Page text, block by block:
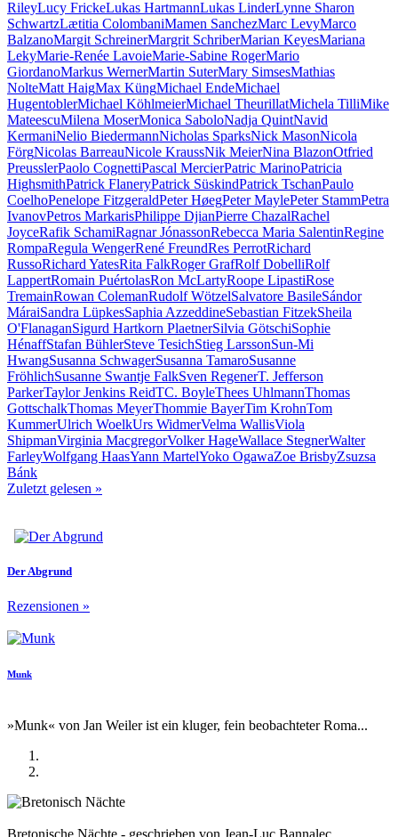
RileyLucy FrickeLukas HartmannLukas LinderLynne Sharon
SchwartzLætitia ColombaniMamen SanchezMarc LevyMarco
BalzanoMargit SchreinerMargrit SchriberMarian KeyesMariana
LekyMarie-Renée LavoieMarie-Sabine RogerMario
GiordanoMarkus WernerMartin SuterMary SimsesMathias
NolteMatt HaigMax KüngMichael EndeMichael
HugentoblerMichael KöhlmeierMichael TheurillatMichela TilliMike
MateescuMilena MoserMonica SaboloNadja QuintNavid
KermaniNelio BiedermannNicholas SparksNick MasonNicola
FörgNicolas BarreauNicole KraussNik MeierNina BlazonOtfried
PreusslerPaolo CognettiPascal MercierPatric MarinoPatricia
HighsmithPatrick FlaneryPatrick SüskindPatrick TschanPaulo
CoelhoPenelope FitzgeraldPeter HøegPeter MaylePeter StammPetra
IvanovPetros MarkarisPhilippe DjianPierre ChazalRachel
JoyceRafik SchamiRagnar JónassonRebecca Maria SalentinRegine
RompaRegula WengerRené FreundRes PerrotRichard
RussoRichard YatesRita FalkRoger GrafRolf DobelliRolf
LappertRomain PuértolasRon McLartyRoope LipastiRose
TremainRowan ColemanRudolf WötzelSalvatore BasileSándor
MáraiSandra LüpkesSaphia AzzeddineSebastian FitzekSheila
O'FlanaganSigurd Hartkorn PlaetnerSilvia GötschiSophie
HénaffStafan BühlerSteve TesichStieg LarssonSun-Mi
HwangSusanna SchwagerSusanna TamaroSusanne
FröhlichSusanne Swantje FalkSven RegenerT. Jefferson
ParkerTaylor Jenkins ReidTC. BoyleThees UhlmannThomas
GottschalkThomas MeyerThommie BayerTim KrohnTom
KummerUlrich WoelkUrs WidmerVelma WallisViola
ShipmanVirginia MacgregorVolker HageWallace StegnerWalter
FarleyWolfgang HaasYann MartelYoko OgawaZoe BrisbyZsuzsa
Bánk
Zuletzt gelesen »
Der Abgrund
Rezensionen »
Munk
»Munk« von Jan Weiler ist ein kluger, fein beobachteter Roma...